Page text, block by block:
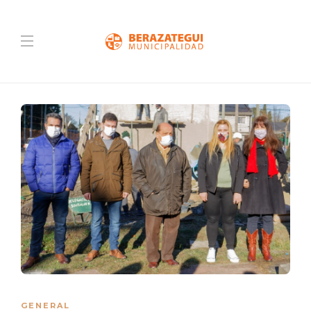
GENERAL